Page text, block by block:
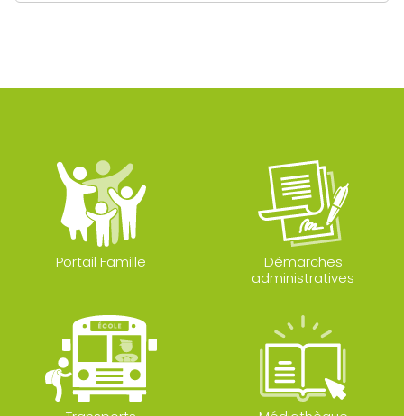
Portail Famille
Démarches
administratives